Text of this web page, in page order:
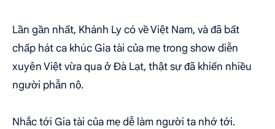
Lần gần nhất, Khánh Ly có về Việt Nam, và đã bất
chấp hát ca khúc Gia tài của mẹ trong show diễn
xuyên Việt vừa qua ở Đà Lạt, thật sự đã khiến nhiều
người phẫn nộ.
Nhắc tới Gia tài của mẹ dễ làm người ta nhớ tới.